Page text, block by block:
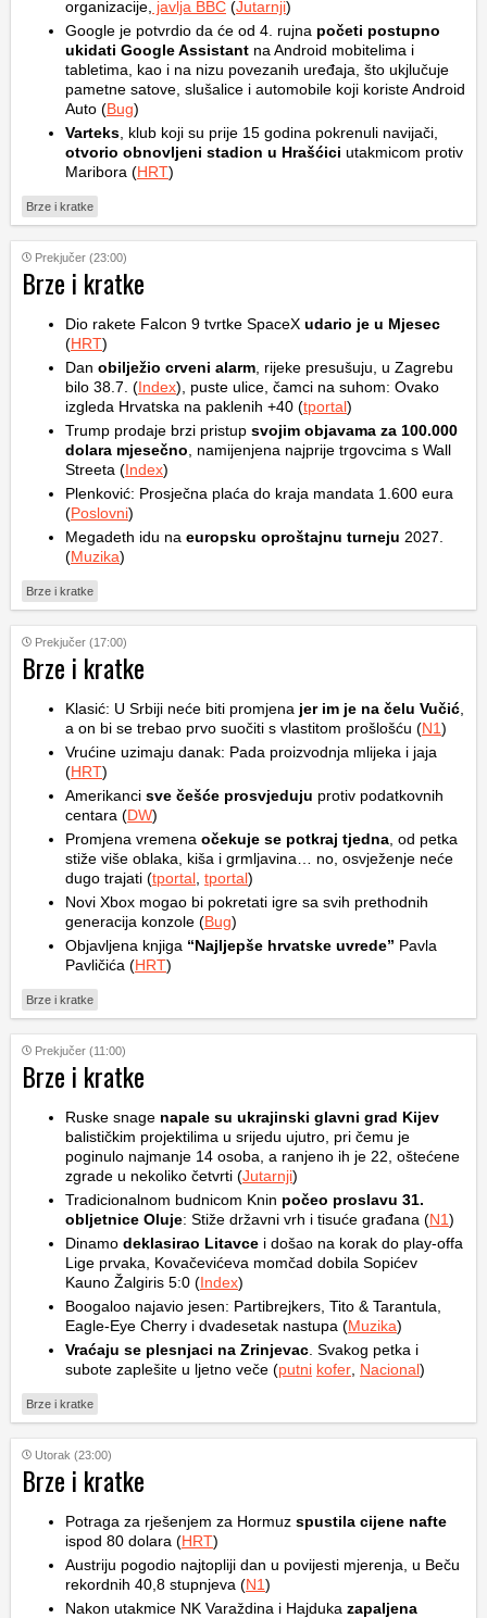
organizacije, javlja BBC (Jutarnji)
Google je potvrdio da će od 4. rujna početi postupno
ukidati Google Assistant na Android mobitelima i
tabletima, kao i na nizu povezanih uređaja, što ukjlučuje
pametne satove, slušalice i automobile koji koriste Android
Auto (Bug)
Varteks , klub koji su prije 15 godina pokrenuli navijači,
otvorio obnovljeni stadion u Hrašćici utakmicom protiv
Maribora (HRT)
Brze i kratke
Prekjučer (23:00)
Brze i kratke
Dio rakete Falcon 9 tvrtke SpaceX udario je u Mjesec
(HRT)
Dan obilježio crveni alarm , rijeke presušuju, u Zagrebu
bilo 38.7. (Index), puste ulice, čamci na suhom: Ovako
izgleda Hrvatska na paklenih +40 (tportal)
Trump prodaje brzi pristup svojim objavama za 100.000
dolara mjesečno , namijenjena najprije trgovcima s Wall
Streeta (Index)
Plenković: Prosječna plaća do kraja mandata 1.600 eura
(Poslovni)
Megadeth idu na europsku oproštajnu turneju 2027.
(Muzika)
Brze i kratke
Prekjučer (17:00)
Brze i kratke
Klasić: U Srbiji neće biti promjena jer im je na čelu Vučić
a on bi se trebao prvo suočiti s vlastitom prošlošću (N1)
Vrućine uzimaju danak: Pada proizvodnja mlijeka i jaja
(HRT)
Amerikanci sve češće prosvjeduju protiv podatkovnih
centara (DW)
Promjena vremena očekuje se potkraj tjedna , od petka
stiže više oblaka, kiša i grmljavina… no, osvježenje neće
dugo trajati (tportal tportal)
Novi Xbox mogao bi pokretati igre sa svih prethodnih
generacija konzole (Bug)
Objavljena knjiga “Najljepše hrvatske uvrede” Pavla
Pavličića (HRT)
Brze i kratke
Prekjučer (11:00)
Brze i kratke
Ruske snage napale su ukrajinski glavni grad Kijev
balističkim projektilima u srijedu ujutro, pri čemu je
poginulo najmanje 14 osoba, a ranjeno ih je 22, oštećene
zgrade u nekoliko četvrti (Jutarnji)
Tradicionalnom budnicom Knin počeo proslavu 31.
obljetnice Oluje: Stiže državni vrh i tisuće građana (N1)
Dinamo deklasirao Litavce i došao na korak do play-offa
Lige prvaka, Kovačevićeva momčad dobila Sopićev
Kauno Žalgiris 5:0 (Index)
Boogaloo najavio jesen: Partibrejkers, Tito & Tarantula,
Eagle-Eye Cherry i dvadesetak nastupa (Muzika)
Vraćaju se plesnjaci na Zrinjevac . Svakog petka i
subote zaplešite u ljetno veče (putni kofer Nacional)
Brze i kratke
Utorak (23:00)
Brze i kratke
Potraga za rješenjem za Hormuz spustila cijene nafte
ispod 80 dolara (HRT)
Austriju pogodio najtopliji dan u povijesti mjerenja, u Beču
rekordnih 40,8 stupnjeva (N1)
Nakon utakmice NK Varaždina i Hajduka zapaljena